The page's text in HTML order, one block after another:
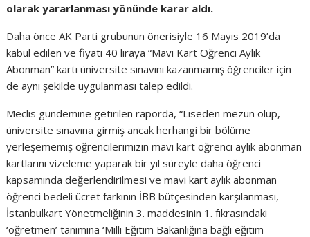
olarak yararlanması yönünde karar aldı.
Daha önce AK Parti grubunun önerisiyle 16 Mayıs 2019’da
kabul edilen ve fiyatı 40 liraya “Mavi Kart Öğrenci Aylık
Abonman” kartı üniversite sınavını kazanmamış öğrenciler için
de aynı şekilde uygulanması talep edildi.
Meclis gündemine getirilen raporda, “Liseden mezun olup,
üniversite sınavına girmiş ancak herhangi bir bölüme
yerleşememiş öğrencilerimizin mavi kart öğrenci aylık abonman
kartlarını vizeleme yaparak bir yıl süreyle daha öğrenci
kapsamında değerlendirilmesi ve mavi kart aylık abonman
öğrenci bedeli ücret farkının İBB bütçesinden karşılanması,
İstanbulkart Yönetmeliğinin 3. maddesinin 1. fıkrasındaki
‘öğretmen’ tanımına ‘Milli Eğitim Bakanlığına bağlı eğitim